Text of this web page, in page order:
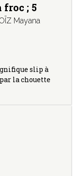
froc ; 5
Mayana
slip à
la chouette